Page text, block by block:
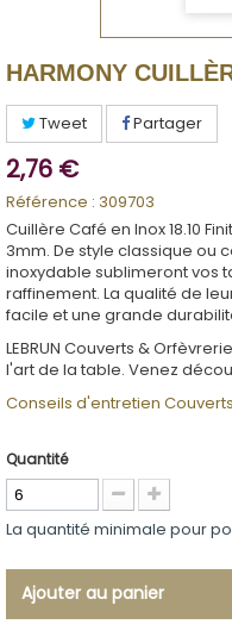
HARMONY
Tweet Partager
2,76 €
Référence : 309703
Cuillère Café en Inox 18.10
3mm. De style classique ou
inoxydable sublimeront vos
raffinement. La qualité de
facile et une grande
LEBRUN Couverts &
l'art de la table. Venez
Conseils d'entretien
Quantité
La quantité minimale pour
Ajouter au panier